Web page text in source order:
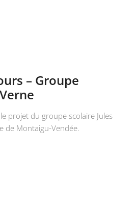
– Groupe
projet du groupe scolaire Jules
de Montaigu-Vendée.